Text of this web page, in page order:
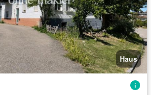
Haus